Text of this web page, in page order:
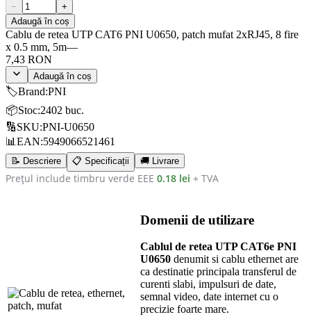
−
+
Adaugă în coș
Cablu de retea UTP CAT6 PNI U0650, patch mufat 2xRJ45, 8 fire
x 0.5 mm, 5m—
7,43 RON
Adaugă în coș
🏷️Brand:PNI
📦Stoc:2402 buc.
🔢SKU:PNI-U0650
📊 EAN:5949066521461
📝 Descriere 📋 Specificații 🚚 Livrare
Prețul include timbru verde EEE 0.18 lei + TVA
Domenii de utilizare
Cablul de retea UTP CAT6e PNI
U0650 denumit si cablu ethernet are
ca destinatie principala transferul de
curenti slabi, impulsuri de date,
semnal video, date internet cu o
precizie foarte mare.